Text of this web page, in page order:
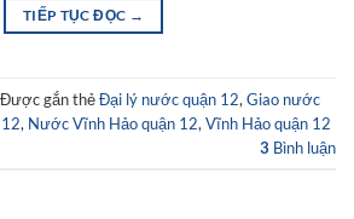
TIẾP TỤC ĐỌC →
Được gắn thẻĐại lý nước quận 12, Giao nước
, Nước Vĩnh Hảo quận 12, Vĩnh Hảo quận 12
3 Bình luận